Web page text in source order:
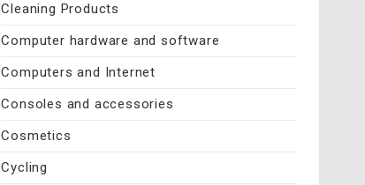
Cleaning Products
Computer hardware and software
Computers and Internet
Consoles and accessories
Cosmetics
Cycling